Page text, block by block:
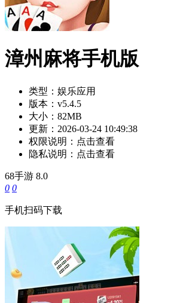
漳州麻将手机版
类型： 娱乐应用
版本： v5.4.5
大小： 82MB
更新： 2026-03-24 10:49:38
权限说明： 点击查看
隐私说明： 点击查看
68手游 8.0
0 0
手机扫码下载